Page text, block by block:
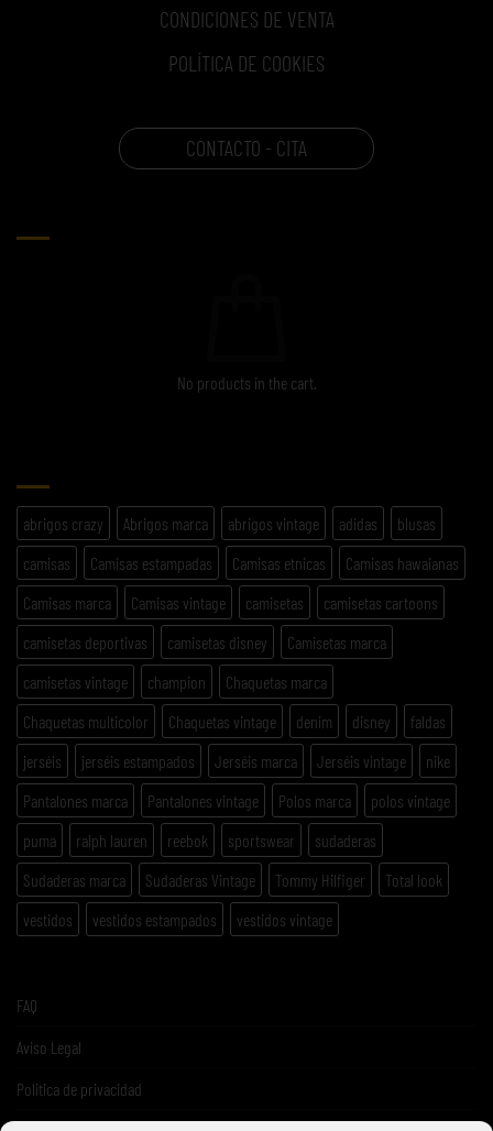
CONDICIONES DE VENTA
POLÍTICA DE COOKIES
CONTACTO - CITA
No products in the cart.
abrigos crazy Abrigos marca abrigos vintage adidas
blusas
camisas
Camisas estampadas Camisas etnicas
Camisas hawaianas
Camisas marca
Camisas vintage camisetas
camisetas cartoons
camisetas deportivas
camisetas disney
Camisetas marca
camisetas vintage
champion
Chaquetas marca
Chaquetas multicolor
Chaquetas vintage denim disney
faldas
jerséis
jerséis estampados Jerséis marca Jerséis vintage
nike
Pantalones marca
Pantalones vintage Polos marca
polos vintage
puma
ralph lauren reebok sportswear
sudaderas
Sudaderas marca
Sudaderas Vintage Tommy Hilfiger
Total look
vestidos
vestidos estampados vestidos vintage
FAQ
Aviso Legal
Politica de privacidad